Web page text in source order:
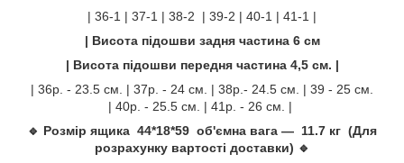
| 36-1 | 37-1 | 38-2 | 39-2 | 40-1 | 41-1 |
| Висота підошви задня частина 6 см
| Висота підошви передня частина 4,5 см. |
| 36р. - 23.5 см. | 37р. - 24 см. | 38р.- 24.5 см. | 39 - 25 см.
| 40р. - 25.5 см. | 41р. - 26 см. |
🔹 Розмір ящика 44*18*59 об'ємна вага — 11.7 кг (Для
розрахунку вартості доставки) 🔹